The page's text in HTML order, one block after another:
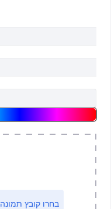
בחרו קובץ תמונה